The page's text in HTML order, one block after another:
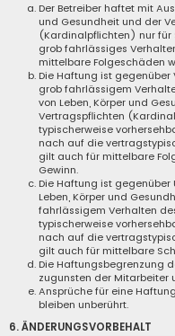
Der Betreiber haftet mit
und Gesundheit und der
(Kardinalpflichten) nur für
grob fahrlässiges
mittelbare Folgeschäden
Die Haftung ist
grob fahrlässigem
von Leben, Körper und
Vertragspflichten
typischerweise
nach auf die
gilt auch für mittelbare
Gewinn.
Die Haftung ist gegenüber
Leben, Körper und
fahrlässigem Verhalten
typischerweise
nach auf die
gilt auch für mittelbare
Die Haftungsbegrenzung
zugunsten der Mitarbeiter
Ansprüche für eine
bleiben unberührt.
6. ÄNDERUNGSVORBEHALT